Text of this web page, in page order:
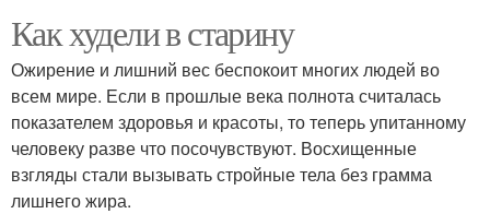
Как худели в старину
Ожирение и лишний вес беспокоит многих людей во
всем мире. Если в прошлые века полнота считалась
показателем здоровья и красоты, то теперь упитанному
человеку разве что посочувствуют. Восхищенные
взгляды стали вызывать стройные тела без грамма
лишнего жира.